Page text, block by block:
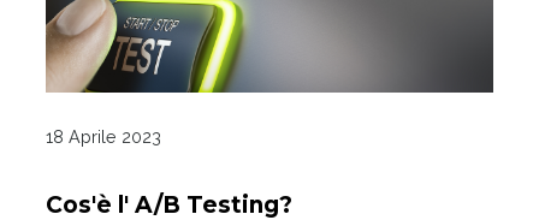
18 Aprile 2023
Cos'è l' A/B Testing?